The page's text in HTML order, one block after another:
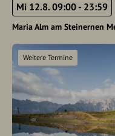
Mi 12.8. 09:00 - 23:59
Maria Alm am Steinernen
Weitere Termine